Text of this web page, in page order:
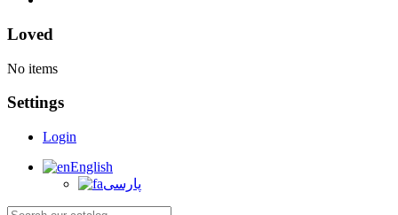
Loved
No items
Settings
Login
English
پارسی